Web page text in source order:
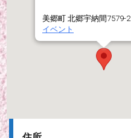
美郷町 北郷宇納間7579-2
イベント